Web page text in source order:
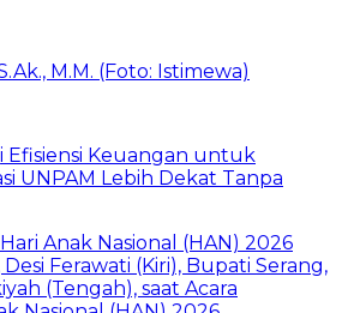
Efisiensi Keuangan untuk
UNPAM Lebih Dekat Tanpa